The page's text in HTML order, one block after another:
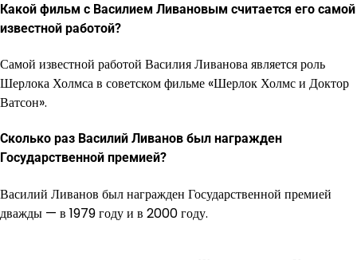
Какой фильм с Василием Ливановым считается его самой
известной работой?
Самой известной работой Василия Ливанова является роль
Шерлока Холмса в советском фильме «Шерлок Холмс и Доктор
Ватсон».
Сколько раз Василий Ливанов был награжден
Государственной премией?
Василий Ливанов был награжден Государственной премией
дважды — в 1979 году и в 2000 году.